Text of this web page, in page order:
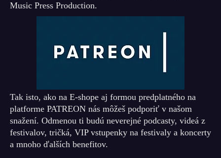
Music Press Production.
Tak isto, ako na E-shope aj formou predplatného na
platforme PATREON nás môžeš podporiť v našom
snažení. Odmenou ti budú neverejné podcasty, videá z
festivalov, tričká, VIP vstupenky na festivaly a koncerty
a mnoho ďalších benefitov.